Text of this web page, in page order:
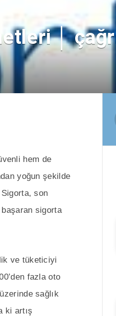
│
hem de
yoğun şekilde
son
başaran sigorta
ve tüketiciyi
fazla oto
sağlık
ki artış